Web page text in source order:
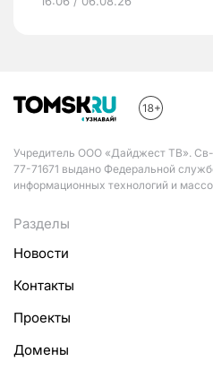
Учредитель ООО «Дайджест ТВ».
77-71671 выдано Федеральной
информационных технологий и
Разделы
Новости
Контакты
Проекты
Домены